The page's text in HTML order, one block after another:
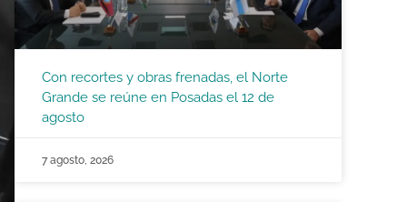
Con recortes y obras frenadas, el Norte
Grande se reúne en Posadas el 12 de
agosto
7 agosto, 2026